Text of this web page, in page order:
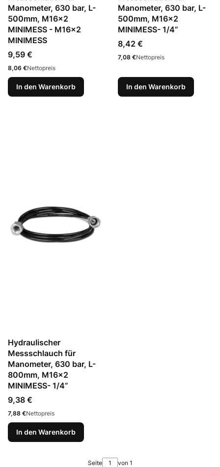
Manometer, 630 bar, L-
500mm, M16x2
MINIMESS - M16x2
MINIMESS
Preis
9,59 €
Preis
8,06 €Nettopreis
In den Warenkorb
Manometer, 630 bar, L-
500mm, M16x2
MINIMESS- 1/4”
Preis
8,42 €
Preis
7,08 €Nettopreis
In den Warenkorb
Hydraulischer
Messschlauch für
Manometer, 630 bar, L-
800mm, M16x2
MINIMESS- 1/4”
Preis
9,38 €
Preis
7,88 €Nettopreis
In den Warenkorb
Seite von 1